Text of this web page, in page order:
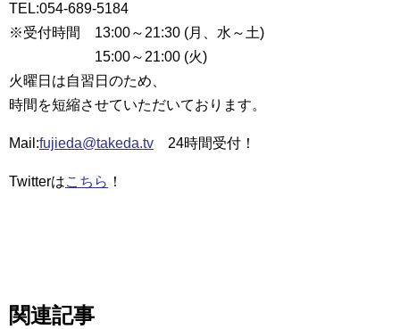
TEL:054-689-5184
※受付時間 13:00～21:30 (月、水～土)
15:00～21:00 (火)
火曜日は自習日のため、
時間を短縮させていただいております。
Mail:fujieda@takeda.tv 24時間受付！
Twitterはこちら ！
関連記事